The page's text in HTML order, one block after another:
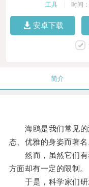
工具 时间
安卓下载
简介
海鸥是我们常见的
态、优雅的身姿而著名
然而，虽然它们有
方面却有一定的限制。
于是，科学家们研